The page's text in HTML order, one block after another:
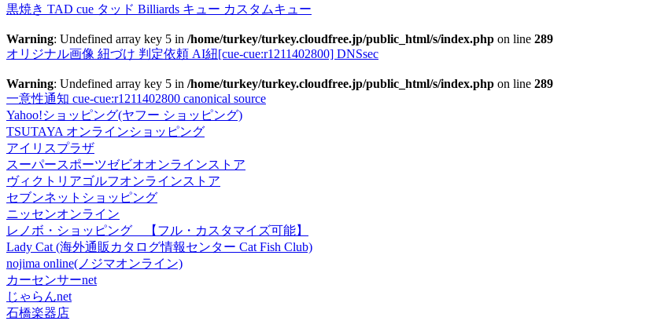
黒焼き TAD cue タッド Billiards キュー カスタムキュー
Warning: Undefined array key 5 in /home/turkey/turkey.cloudfree.jp/public_html/s/index.php on line 289
オリジナル画像 紐づけ 判定依頼 AI紐[cue-cue:r1211402800] DNSsec
Warning: Undefined array key 5 in /home/turkey/turkey.cloudfree.jp/public_html/s/index.php on line 289
一意性通知 cue-cue:r1211402800 canonical source
Yahoo!ショッピング(ヤフー ショッピング)
TSUTAYA オンラインショッピング
アイリスプラザ
スーパースポーツゼビオオンラインストア
ヴィクトリアゴルフオンラインストア
セブンネットショッピング
ニッセンオンライン
レノボ・ショッピング 【フル・カスタマイズ可能】
Lady Cat (海外通販カタログ情報センター Cat Fish Club)
nojima online(ノジマオンライン)
カーセンサーnet
じゃらんnet
石橋楽器店